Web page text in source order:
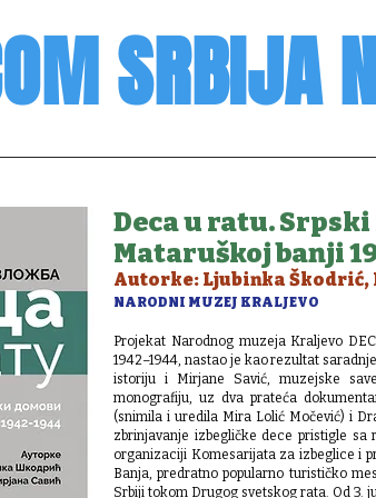
SRBIJA
Deca u ratu.
Mataruškoj banji
Autorke: Ljubinka Škodrić,
NARODNI MUZEJ KRALJEVO
Projekat Narodnog muzeja Кraljevo
1942–1944, nastao je kao rezultat
istoriju i Mirjane Savić, muzejske
monografiju, uz dva prateća
(snimila i uredila Mira Lolić Močević) i
zbrinjavanje izbegličke dece pristigle
organizaciji Кomesarijata za izbeglice i
Banja, predratno popularno turističko
Srbiji tokom Drugog svetskog rata. Od 3.